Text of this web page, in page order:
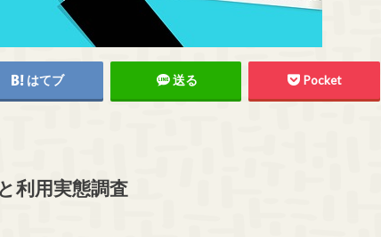
はてブ 送る Pocket
利用実態調査